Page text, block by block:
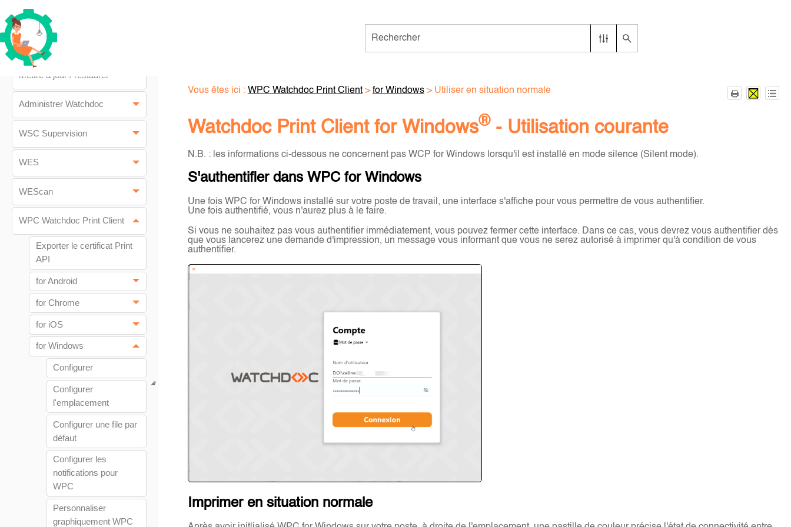
Installer/désinstaller
Watchdoc
Mettre à jour / restaurer
Administrer Watchdoc
WSC Supervision
WES
WEScan
WPC Watchdoc Print Client
Exporter le certificat Print
API
for Android
for Chrome
for iOS
for Windows
Configurer
Configurer
l'emplacement
Configurer une file par
défaut
Configurer les
notifications pour
WPC
Personnaliser
graphiquement WPC
Vous êtes ici : WPC Watchdoc Print Client>for Windows> Utiliser en situation normale
Watchdoc Print Client for Windows®- Utilisation courante
N.B. : les informations ci-dessous ne concernent pas WCP for Windows lorsqu'il est installé en mode silence (Silent mode).
S'authentifier dans WPC for Windows
Une fois WPC for Windows installé sur votre poste de travail, une interface s'affiche pour vous permettre de vous authentifier.
Une fois authentifié, vous n'aurez plus à le faire.
Si vous ne souhaitez pas vous authentifier immédiatement, vous pouvez fermer cette interface. Dans ce cas, vous devrez vous authentifier dès
que vous lancerez une demande d'impression, un message vous informant que vous ne serez autorisé à imprimer qu'à condition de vous
authentifier.
Imprimer en situation normale